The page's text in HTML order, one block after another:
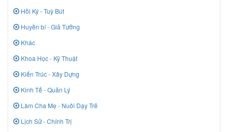
Hồi Ký - Tuỳ Bút
Huyền bí - Giả Tưởng
Khác
Khoa Học - Kỹ Thuật
Kiến Trúc - Xây Dựng
Kinh Tế - Quản Lý
Làm Cha Mẹ - Nuôi Dạy Trẻ
Lịch Sử - Chính Trị